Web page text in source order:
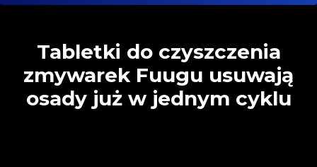
Tabletki do czyszczenia
zmywarek Fuugu usuwają
osady już w jednym cyklu